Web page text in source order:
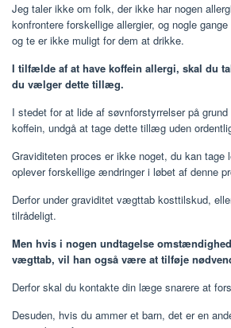
Jeg taler ikke om folk, der ikke har nogen
konfrontere forskellige allergier, og nogle
og te er ikke muligt for dem at drikke.
I tilfælde af at have koffein allergi, skal du
du vælger dette tillæg.
I stedet for at lide af søvnforstyrrelser på
koffein, undgå at tage dette tillæg uden
Graviditeten proces er ikke noget, du kan tage
oplever forskellige ændringer i løbet af denne
Derfor under graviditet vægttab kosttilskud,
tilrådeligt.
Men hvis i nogen undtagelse
vægttab, vil han også være at tilføje
Derfor skal du kontakte din læge snarere at
Desuden, hvis du ammer et barn, det er en